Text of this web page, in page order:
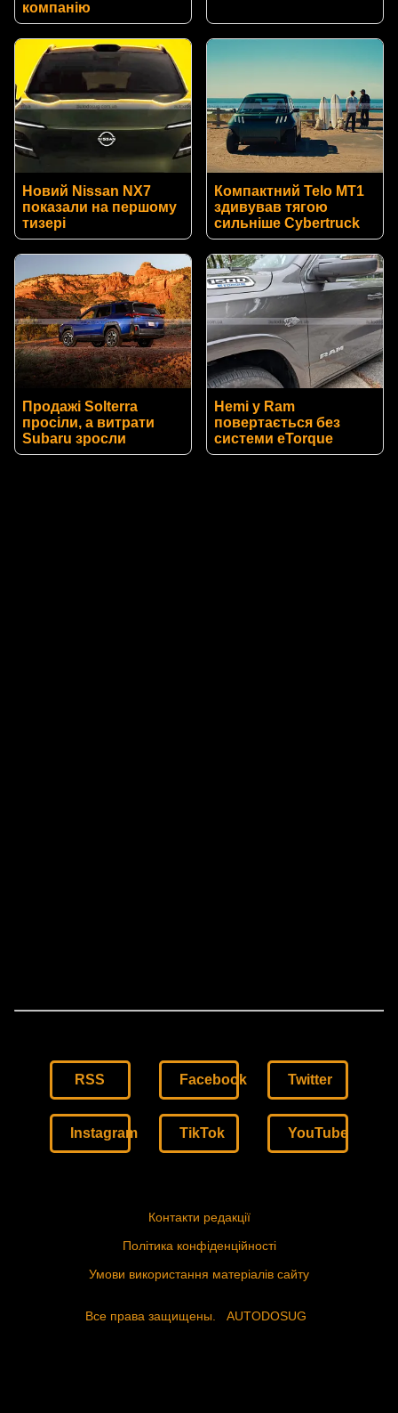
компанію
Новий Nissan NX7
показали на першому
тизері
Компактний Telo MT1
здивував тягою
сильніше Cybertruck
Продажі Solterra
просіли, а витрати
Subaru зросли
Hemi у Ram
повертається без
системи eTorque
RSS Facebook Twitter
Instagram TikTok YouTube
Контакти редакції
Політика конфіденційності
Умови використання матеріалів сайту
Все права защищены. AUTODOSUG